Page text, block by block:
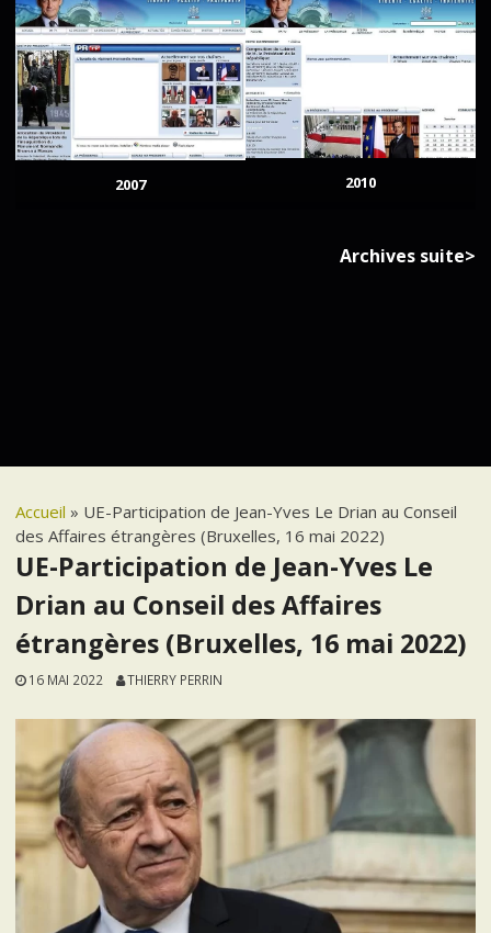
2007 2010
Archives suite>
Accueil » UE-Participation de Jean-Yves Le Drian au Conseil
des Affaires étrangères (Bruxelles, 16 mai 2022)
UE-Participation de Jean-Yves Le
Drian au Conseil des Affaires
étrangères (Bruxelles, 16 mai 2022)
16 MAI 2022 THIERRY PERRIN